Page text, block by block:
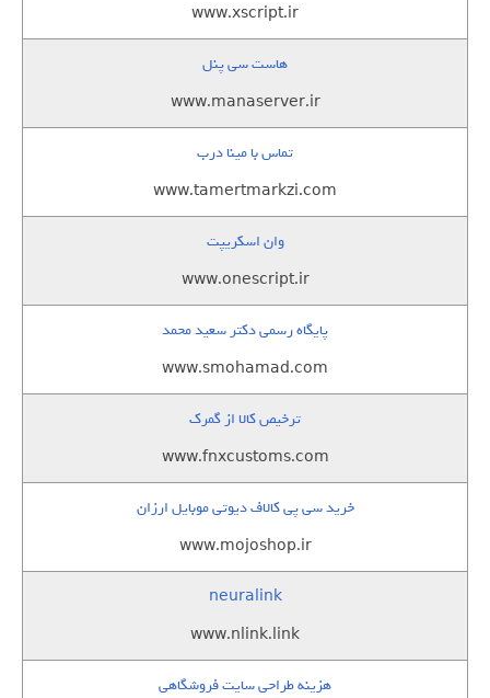
www.xscript.ir
هاست سی پنل
www.manaserver.ir
تماس با مینا درب
www.tamertmarkzi.com
وان اسکریپت
www.onescript.ir
پایگاه رسمی دکتر سعید محمد
www.smohamad.com
ترخیص کالا از گمرک
www.fnxcustoms.com
خرید سی پی کالاف دیوتی موبایل ارزان
www.mojoshop.ir
neuralink
www.nlink.link
هزینه طراحی سایت فروشگاهی